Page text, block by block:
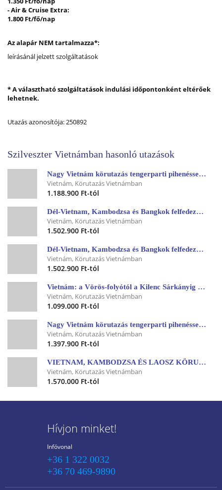
- Air & Cruise Extra:
1.800 Ft/fő/nap
Az alapár NEM tartalmazza*:
leírásánál jelzett szolgáltatások
* A választható szolgáltatások indulási időpontonként eltérőek
lehetnek.
Utazás azonosítója: 250892
Szilveszter Vietnámban hasonló utazások
Nagy Vietnám körutazás tengerparti pihenéssel - csoportos körutazás tengerparti pihenéssel
Vietnám, Körutazás Vietnámban
1.188.900 Ft-tól
Dél-Vietnam, Kambodzsa és Bangkok felfedezése thaiföldi trópusi pihenéssel - 2027. február
Vietnám, Körutazás Vietnámban
1.502.900 Ft-tól
Dél-Vietnam, Kambodzsa és Bangkok felfedezése thaiföldi trópusi pihenéssel - 2027. január
Vietnám, Körutazás Vietnámban
1.502.900 Ft-tól
Vietnám: a Vörös-folyótól a Kilenc Sárkányig - nagy körutazás magyar idegenvezetéssel 2026.11.27.-12.11.
Vietnám, Körutazás Vietnámban
1.099.000 Ft-tól
Nagy Vietnám körutazás tengerparti pihenéssel - 2027. március
Vietnám, Körutazás Vietnámban
1.397.900 Ft-tól
VIETNAM, KAMBODZSA ÉS LAOSZ KÖRUTAZÁS
Vietnám, Körutazás Vietnámban
1.570.000 Ft-tól
Hívjon minket!
Infóvonal
+36 1 322 0032
+36 70 469-9890